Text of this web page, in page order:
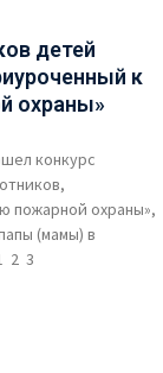
детей
к
охраны»
конкурс
пожарной охраны»,
(мамы) в
2 3